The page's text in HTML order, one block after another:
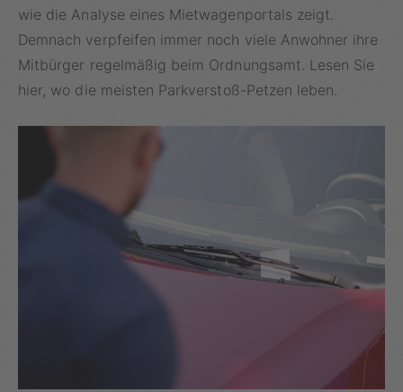
wie die Analyse eines Mietwagenportals zeigt.
Demnach verpfeifen immer noch viele Anwohner ihre
Mitbürger regelmäßig beim Ordnungsamt. Lesen Sie
hier, wo die meisten Parkverstoß-Petzen leben.